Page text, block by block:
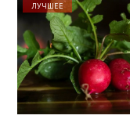
ЛУЧШЕЕ